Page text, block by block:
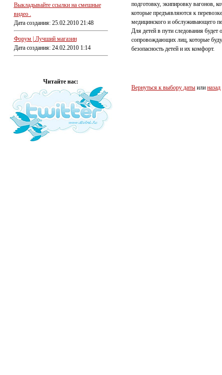
Выкладывайте ссылки на смешные
видео .
Дата создания: 25.02.2010 21:48
Форум | Лучший магазин
Дата создания: 24.02.2010 1:14
Читайте нас:
подготовку, экипировку вагонов,
которые предъявляются к
медицинского и обслуживающего
Для детей в пути следования будет
сопровождающих лиц, которые
безопасность детей и их комфорт.
Вернуться к выбору даты или назад